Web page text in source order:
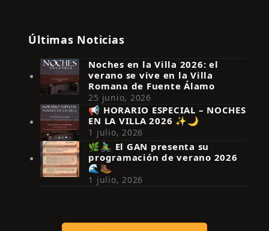
Síguenos en Instagram
Últimas Noticias
Noches en la Villa 2026: el
verano se vive en la Villa
Romana de Fuente Álamo
25 junio, 2026
📢 HORARIO ESPECIAL – NOCHES
EN LA VILLA 2026 ✨🌙
1 julio, 2026
🌿🚴‍♂️ El GAN presenta su
programación de verano 2026
🌊🥾
1 julio, 2026